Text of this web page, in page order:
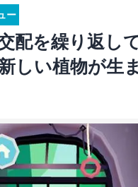
ー
配を繰り返し
しい植物が生